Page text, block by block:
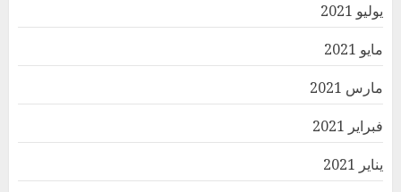
يوليو 2021
مايو 2021
مارس 2021
فبراير 2021
يناير 2021